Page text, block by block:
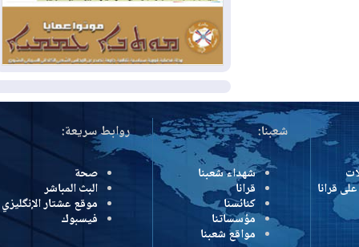
2026-08-01
النفط: اتفاقية ثلاثية لاستئناف
التصدير عبر جيهان بطاقة 750 ألف برميل
يومياً
المزيد
شعبنا:
شهداء شعبنا
قرانا
كنائسنا
مؤسساتنا
مواقع شعبنا
روابط سريعة:
صحة
البث المباشر
موقع عشتار الإنگليزي
فيسبوك